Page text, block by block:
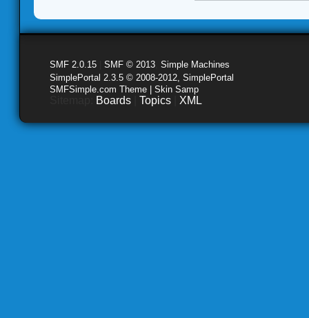
SMF 2.0.15 SMF © 2013 Simple Machines
SimplePortal 2.3.5 © 2008-2012, SimplePortal
SMFSimple.com Theme | Skin Samp
Boards Topics XML